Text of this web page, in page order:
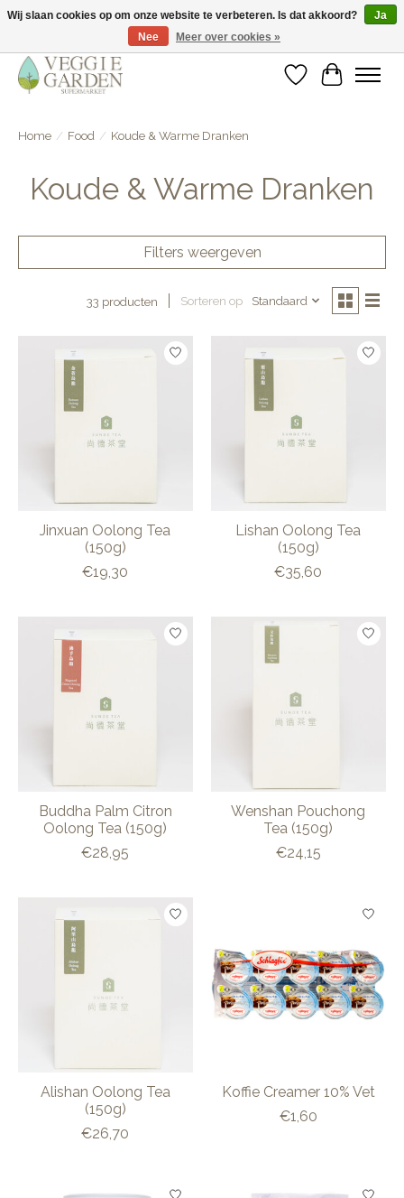
vegan & veggie products | free store pick-up
Verlanglijst
Home / Food / Koude & Warme Dranken
Koude & Warme Dranken
Filters weergeven
33 producten Sorteren op Standaard
Jinxuan Oolong Tea
(150g)
€19,30
Lishan Oolong Tea
(150g)
€35,60
Buddha Palm Citron
Oolong Tea (150g)
€28,95
Wenshan Pouchong
Tea (150g)
€24,15
Alishan Oolong Tea
(150g)
€26,70
Koffie Creamer 10% Vet
€1,60
Wij slaan cookies op om onze website te verbeteren. Is dat akkoord?
Ja
Nee
Meer over cookies »